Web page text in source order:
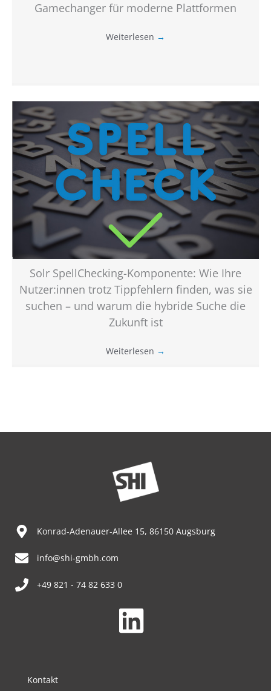
Gamechanger für moderne Plattformen
Weiterlesen →
Solr SpellChecking-Komponente: Wie Ihre
Nutzer:innen trotz Tippfehlern finden, was sie
suchen – und warum die hybride Suche die
Zukunft ist
Weiterlesen →
Konrad-Adenauer-Allee 15, 86150 Augsburg
info@shi-gmbh.com
+49 821 - 74 82 633 0
Kontakt